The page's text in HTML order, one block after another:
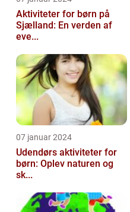
Aktiviteter for børn på
Sjælland: En verden af
eve...
07 januar 2024
Udendørs aktiviteter for
børn: Oplev naturen og
sk...